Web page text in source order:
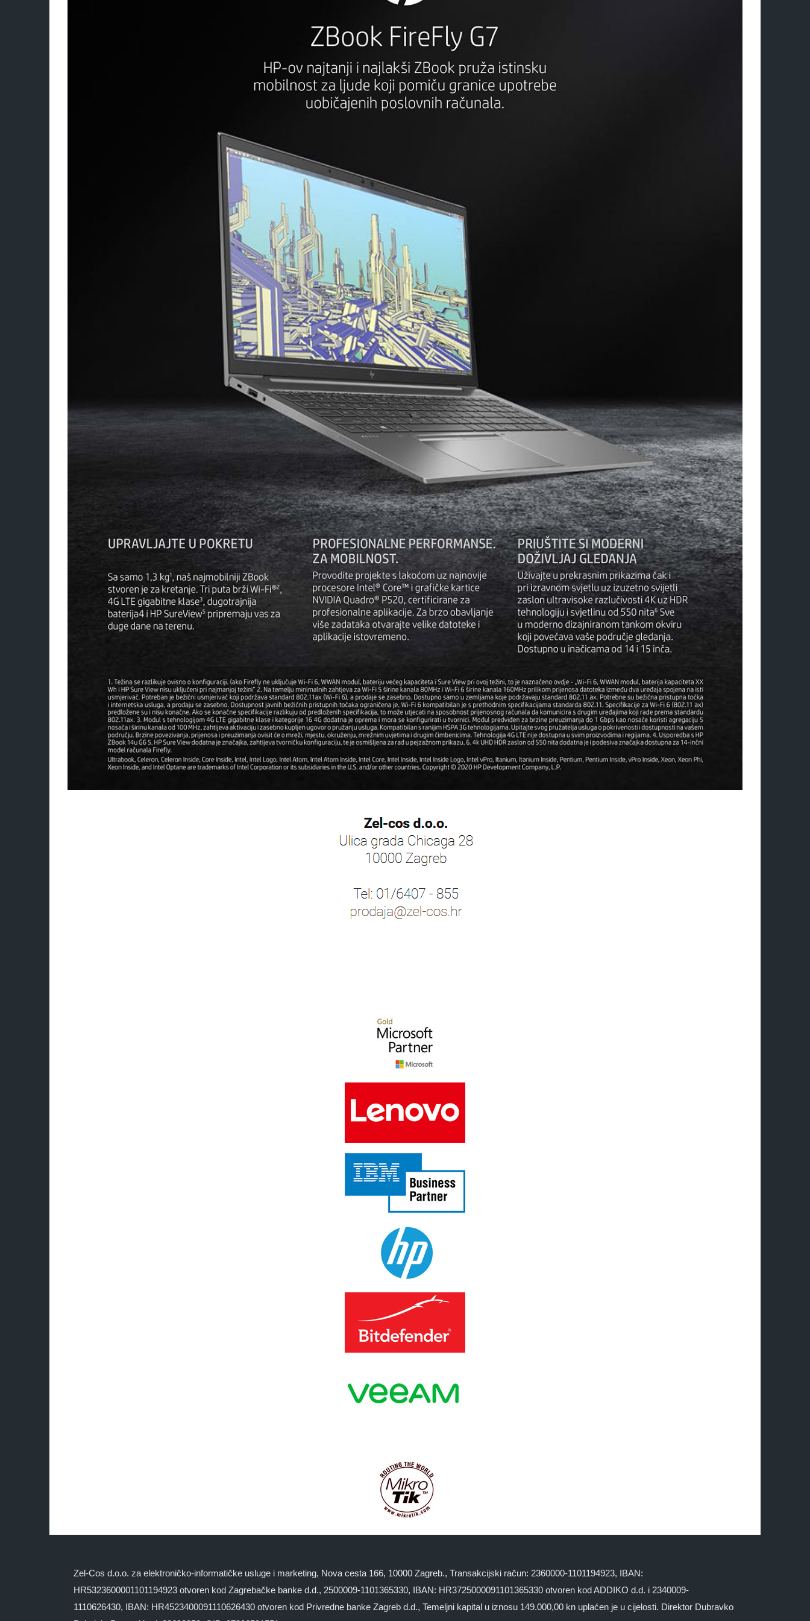
Zel-Cos d.o.o. za elektroničko-informatičke usluge i marketing, Nova cesta 166, 10000 Zagreb., Transakcijski račun: 2360000-1101194923, IBAN:
HR5323600001101194923 otvoren kod Zagrebačke banke d.d., 2500009-1101365330, IBAN: HR3725000091101365330 otvoren kod ADDIKO d.d. i 2340009-
1110626430, IBAN: HR4523400091110626430 otvoren kod Privredne banke Zagreb d.d., Temeljni kapital u iznosu 149.000,00 kn uplaćen je u cijelosti. Direktor Dubravko